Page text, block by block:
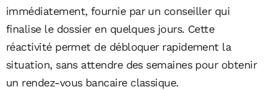
immédiatement, fournie par un conseiller qui
finalise le dossier en quelques jours. Cette
réactivité permet de débloquer rapidement la
situation, sans attendre des semaines pour obtenir
un rendez-vous bancaire classique.